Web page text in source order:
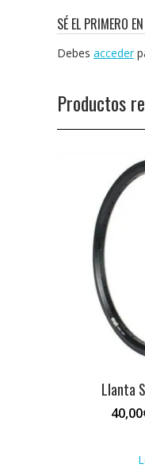
SÉ EL PRIMERO
Debes acceder
Productos
Llanta
40,00